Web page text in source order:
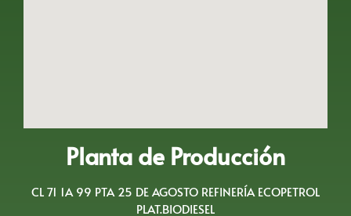
Planta de Producción
CL 71 1A 99 PTA 25 DE AGOSTO REFINERÍA ECOPETROL
PLAT.BIODIESEL